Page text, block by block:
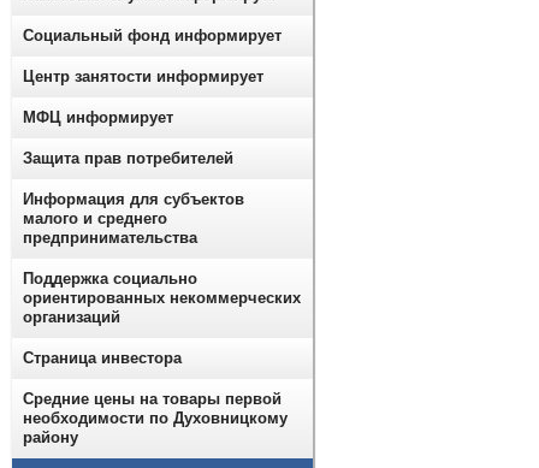
Социальный фонд информирует
Центр занятости информирует
МФЦ информирует
Защита прав потребителей
Информация для субъектов
малого и среднего
предпринимательства
Поддержка социально
ориентированных некоммерческих
организаций
Страница инвестора
Средние цены на товары первой
необходимости по Духовницкому
району